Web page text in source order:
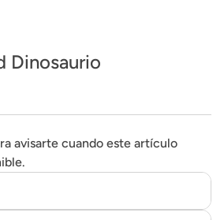
Dinosaurio
avisarte cuando este artículo